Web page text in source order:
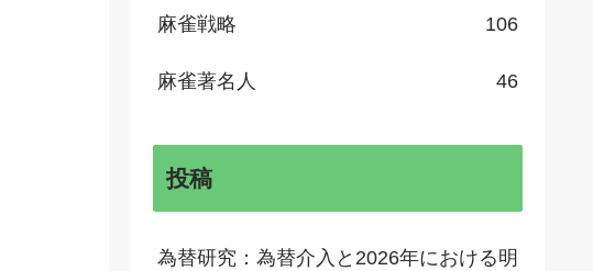
麻雀戦略 106
麻雀著名人 46
投稿
為替研究：為替介入と2026年における明